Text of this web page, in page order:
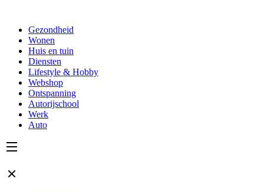
Gezondheid
Wonen
Huis en tuin
Diensten
Lifestyle & Hobby
Webshop
Ontspanning
Autorijschool
Werk
Auto